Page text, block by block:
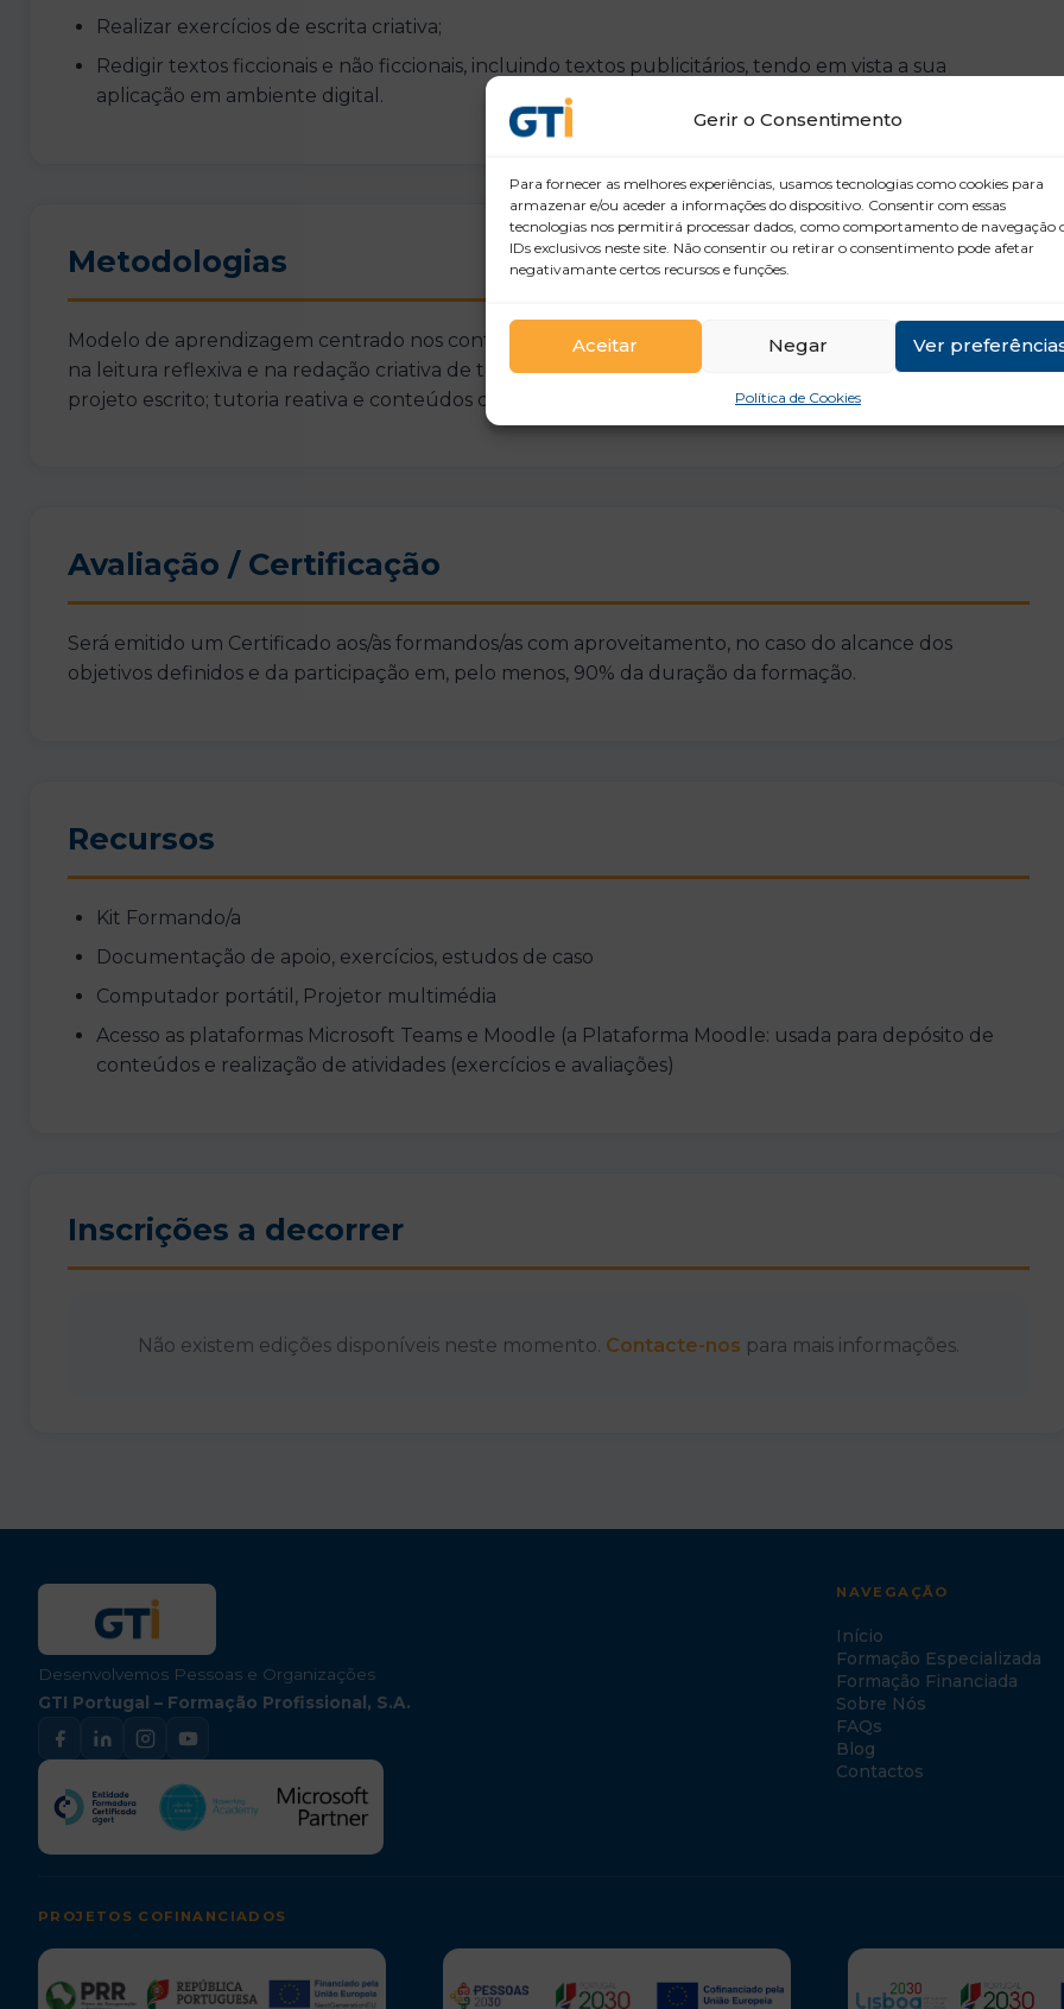
Gerir o Consentimento
Para fornecer as melhores experiências, usamos tecnologias como cookies para
armazenar e/ou aceder a informações do dispositivo. Consentir com essas
tecnologias nos permitirá processar dados, como comportamento de navegação
IDs exclusivos neste site. Não consentir ou retirar o consentimento pode afetar
negativamante certos recursos e funções.
Aceitar Negar Ver
Política de Cookies
Realizar exercícios de escrita criativa;
Redigir textos ficcionais e não ficcionais, incluindo textos publicitários, tendo em vista a sua
aplicação em ambiente digital.
Metodologias
Modelo de aprendizagem centrado nos conteúdos e no autoestudo, baseado na exposição do tema,
na leitura reflexiva e na redação criativa de textos e mensagens, com a apresentação final de um
projeto escrito; tutoria reativa e conteúdos diversificados.
Avaliação / Certificação
Será emitido um Certificado aos/às formandos/as com aproveitamento, no caso do alcance dos
objetivos definidos e da participação em, pelo menos, 90% da duração da formação.
Recursos
Kit Formando/a
Documentação de apoio, exercícios, estudos de caso
Computador portátil, Projetor multimédia
Acesso as plataformas Microsoft Teams e Moodle (a Plataforma Moodle: usada para depósito de
conteúdos e realização de atividades (exercícios e avaliações)
Inscrições a decorrer
Não existem edições disponíveis neste momento. Contacte-nos para mais informações.
Desenvolvemos Pessoas e Organizações
GTI Portugal – Formação Profissional, S.A.
NAVEGAÇÃO
Início
Formação Especializada
Formação Financiada
Sobre Nós
FAQs
Blog
Contactos
PROJETOS COFINANCIADOS